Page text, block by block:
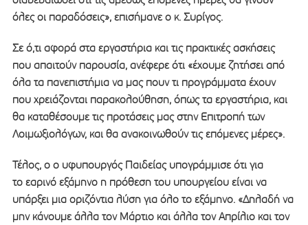
όλες οι παραδόσεις», επισήμανε ο κ. Συρίγος.
Σε ό,τι αφορά στα εργαστήρια και τις πρακτικές ασκήσεις
που απαιτούν παρουσία, ανέφερε ότι «έχουμε ζητήσει από
όλα τα πανεπιστήμια να μας πουν τι προγράμματα έχουν
που χρειάζονται παρακολούθηση, όπως τα εργαστήρια, και
θα καταθέσουμε τις προτάσεις μας στην Επιτροπή των
Λοιμωξιολόγων, και θα ανακοινωθούν τις επόμενες μέρες».
Τέλος, ο ο υφυπουργός Παιδείας υπογράμμισε ότι για
το εαρινό εξάμηνο η πρόθεση του υπουργείου είναι να
υπάρξει μια οριζόντια λύση για όλο το εξάμηνο. «Δηλαδή να
μην κάνουμε άλλα τον Μάρτιο και άλλα τον Απρίλιο και τον